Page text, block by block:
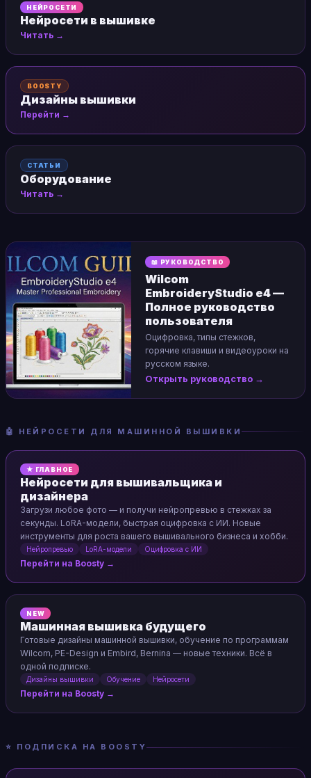
НЕЙРОСЕТИ
Нейросети в вышивке
Читать →
BOOSTY
Дизайны вышивки
Перейти →
СТАТЬИ
Оборудование
Читать →
📖 РУКОВОДСТВО
Wilcom
EmbroideryStudio e4 —
Полное руководство
пользователя
Оцифровка, типы стежков,
горячие клавиши и видеоуроки на
русском языке.
Открыть руководство →
🤖 НЕЙРОСЕТИ ДЛЯ МАШИННОЙ ВЫШИВКИ
★ ГЛАВНОЕ
Нейросети для вышивальщика и
дизайнера
Загрузи любое фото — и получи нейропревью в стежках за
секунды. LoRA-модели, быстрая оцифровка с ИИ. Новые
инструменты для роста вашего вышивального бизнеса и хобби.
Нейропревью LoRA-модели Оцифровка с ИИ
Перейти на Boosty →
NEW
Машинная вышивка будущего
Готовые дизайны машинной вышивки, обучение по программам
Wilcom, PE-Design и Embird, Bernina — новые техники. Всё в
одной подписке.
Дизайны вышивки Обучение Нейросети
Перейти на Boosty →
⭐ ПОДПИСКА НА BOOSTY